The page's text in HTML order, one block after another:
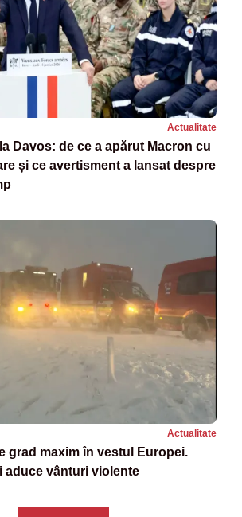
Actualitate
Davos: de ce a apărut Macron cu
și ce avertisment a lansat despre
Actualitate
grad maxim în vestul Europei.
aduce vânturi violente